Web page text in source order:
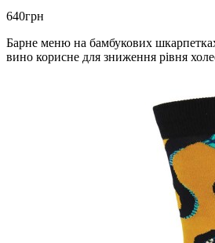
640грн
Барне меню на бамбукових
вино корисне для зниження рівня